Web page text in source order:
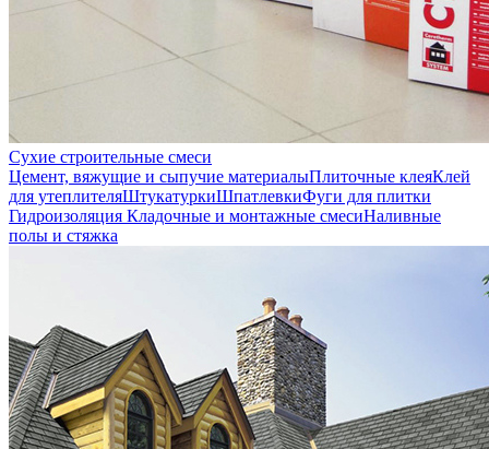
Сухие строительные смеси
Цемент, вяжущие и сыпучие материалыПлиточные клеяКлей
для утеплителяШтукатуркиШпатлевкиФуги для плитки
Гидроизоляция Кладочные и монтажные смесиНаливные
полы и стяжка